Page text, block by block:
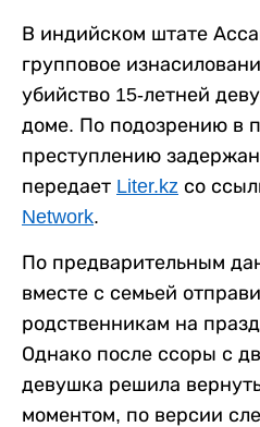
В индийском штате
групповое
убийство 15-летней
доме. По подозрению в
преступлению
передает Liter.kz со
Network.
По предварительным
вместе с семьей
родственникам на
Однако после ссоры с
девушка решила
моментом, по версии